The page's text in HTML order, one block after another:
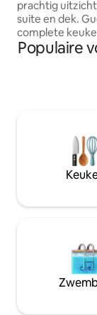
prachtig
suite en dek.
complete
open haard,
aangrenzend
aan de zijkant
voor boten.
meer om te
zwemmen,
Paddleboard
Populaire